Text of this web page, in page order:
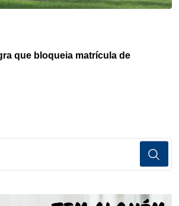
que bloqueia matrícula de